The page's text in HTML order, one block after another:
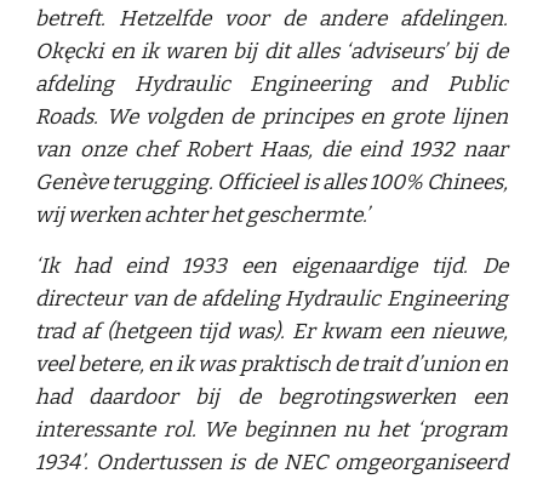
betreft. Hetzelfde voor de andere afdelingen.
Okęcki en ik waren bij dit alles ‘adviseurs’ bij de
afdeling Hydraulic Engineering and Public
Roads. We volgden de principes en grote lijnen
van onze chef Robert Haas, die eind 1932 naar
Genève terugging. Officieel is alles 100% Chinees,
wij werken achter het geschermte.’
‘Ik had eind 1933 een eigenaardige tijd. De
directeur van de afdeling Hydraulic Engineering
trad af (hetgeen tijd was). Er kwam een nieuwe,
veel betere, en ik was praktisch de trait d’union en
had daardoor bij de begrotingswerken een
interessante rol. We beginnen nu het ‘program
1934’. Ondertussen is de NEC omgeorganiseerd